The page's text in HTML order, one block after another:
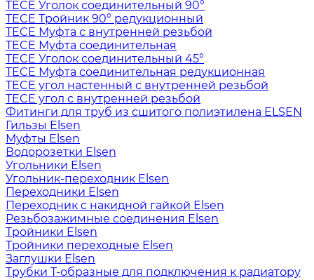
TECE Уголок соединительный 90°
TECE Тройник 90° редукционный
TECE Муфта с внутренней резьбой
TECE Муфта соединительная
TECE Уголок соединительный 45°
TECE Муфта соединительная редукционная
TECE угол настенный с внутренней резьбой
TECE угол с внутренней резьбой
Фитинги для труб из сшитого полиэтилена ELSEN
Гильзы Elsen
Муфты Elsen
Водорозетки Elsen
Угольники Elsen
Угольник-переходник Elsen
Переходники Elsen
Переходник с накидной гайкой Elsen
Резьбозажимные соединения Elsen
Тройники Elsen
Тройники переходные Elsen
Заглушки Elsen
Трубки T-образные для подключения к радиатору